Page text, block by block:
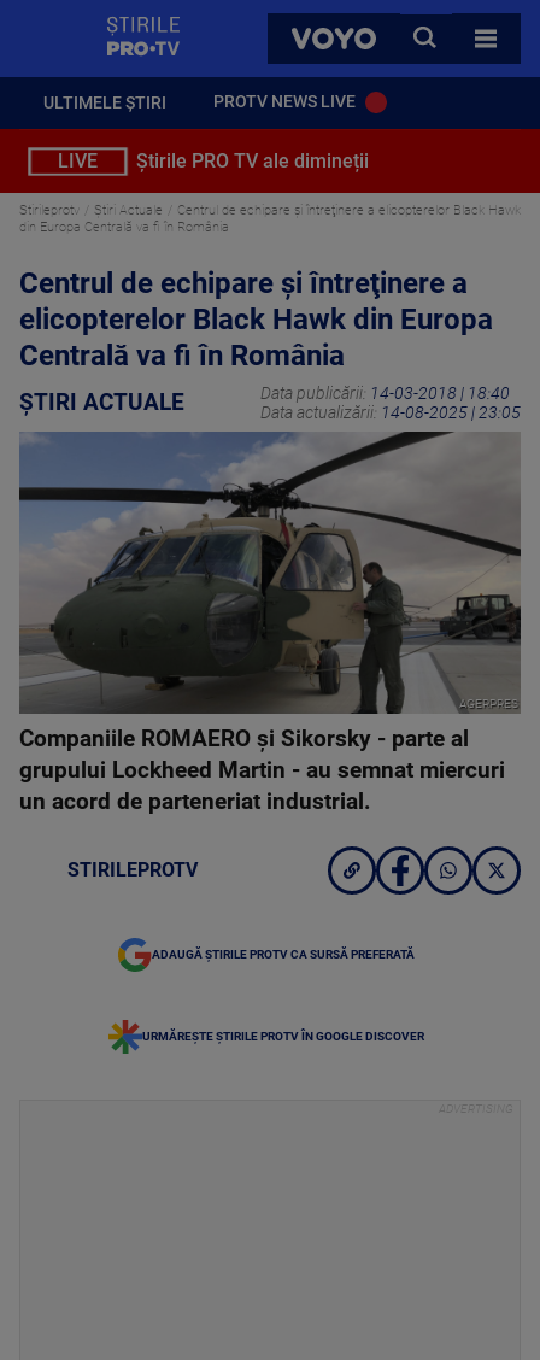
VOYO
CAUTA
TOATE
ULTIMELE ȘTIRI PROTV NEWS LIVE
LIVE Știrile PRO TV ale dimineții
Stirileprotv Știri Actuale
Centrul de echipare şi întreţinere a elicopterelor Black Hawk
din Europa Centrală va fi în România
Centrul de echipare şi întreţinere a
elicopterelor Black Hawk din Europa
Centrală va fi în România
ȘTIRI ACTUALE Data publicării: 14-03-2018 | 18:40
Data actualizării: 14-08-2025 | 23:05
AGERPRES
Companiile ROMAERO şi Sikorsky - parte al
grupului Lockheed Martin - au semnat miercuri
un acord de parteneriat industrial.
STIRILEPROTV
ADAUGĂ ȘTIRILE PROTV CA SURSĂ PREFERATĂ
URMĂREȘTE ȘTIRILE PROTV ÎN GOOGLE DISCOVER